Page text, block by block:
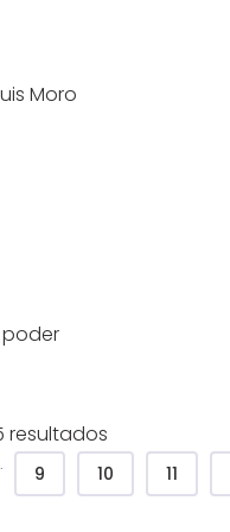
Moro
poder
resultados
page
Page
9 Page
10 Page
11